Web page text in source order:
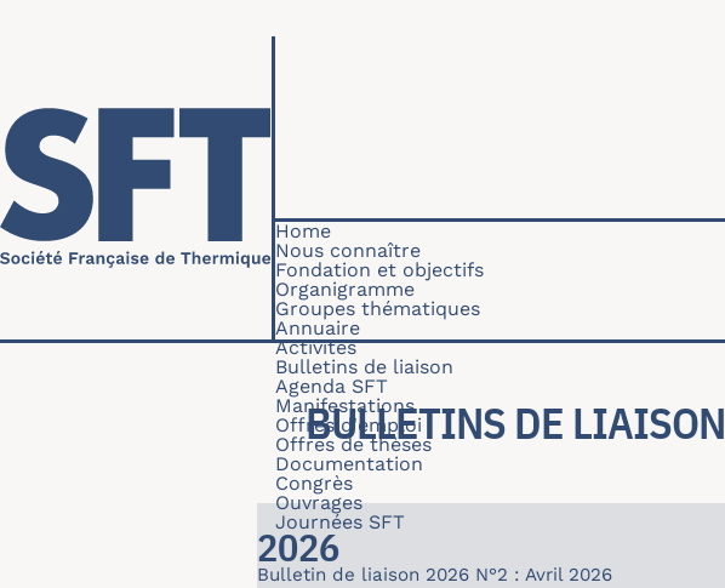
Navigation principale
Home
Nous connaître
Fondation et objectifs
Organigramme
Groupes thématiques
Annuaire
Activités
Bulletins de liaison
Agenda SFT
Manifestations
Offres d'emploi
Offres de thèses
Documentation
Congrès
Ouvrages
Journées SFT
BULLETINS DE LIAISON
2026
Bulletin de liaison 2026 N°2 : Avril 2026
bulletin26-02-avril.pdf